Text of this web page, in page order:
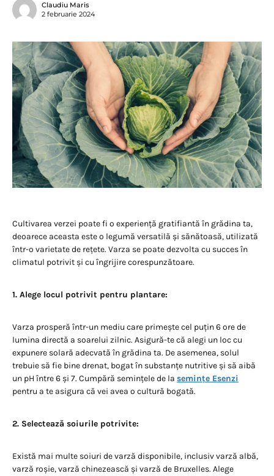
Claudiu Maris
2 februarie 2024
Cultivarea verzei poate fi o experiență gratifiantă în grădina ta,
deoarece aceasta este o legumă versatilă și sănătoasă, utilizată
într-o varietate de rețete. Varza se poate dezvolta cu succes în
climatul potrivit și cu îngrijire corespunzătoare.
1. Alege locul potrivit pentru plantare:
Varza prosperă într-un mediu care primește cel puțin 6 ore de
lumina directă a soarelui zilnic. Asigură-te că alegi un loc cu
expunere solară adecvată în grădina ta. De asemenea, solul
trebuie să fie bine drenat, bogat în substanțe nutritive și să aibă
un pH între 6 și 7. Cumpără semințele de la semințe Esenzi
pentru a te asigura că vei avea o cultură bogată.
2. Selectează soiurile potrivite:
Există mai multe soiuri de varză disponibile, inclusiv varză albă,
varză roșie, varză chinezească și varză de Bruxelles. Alege